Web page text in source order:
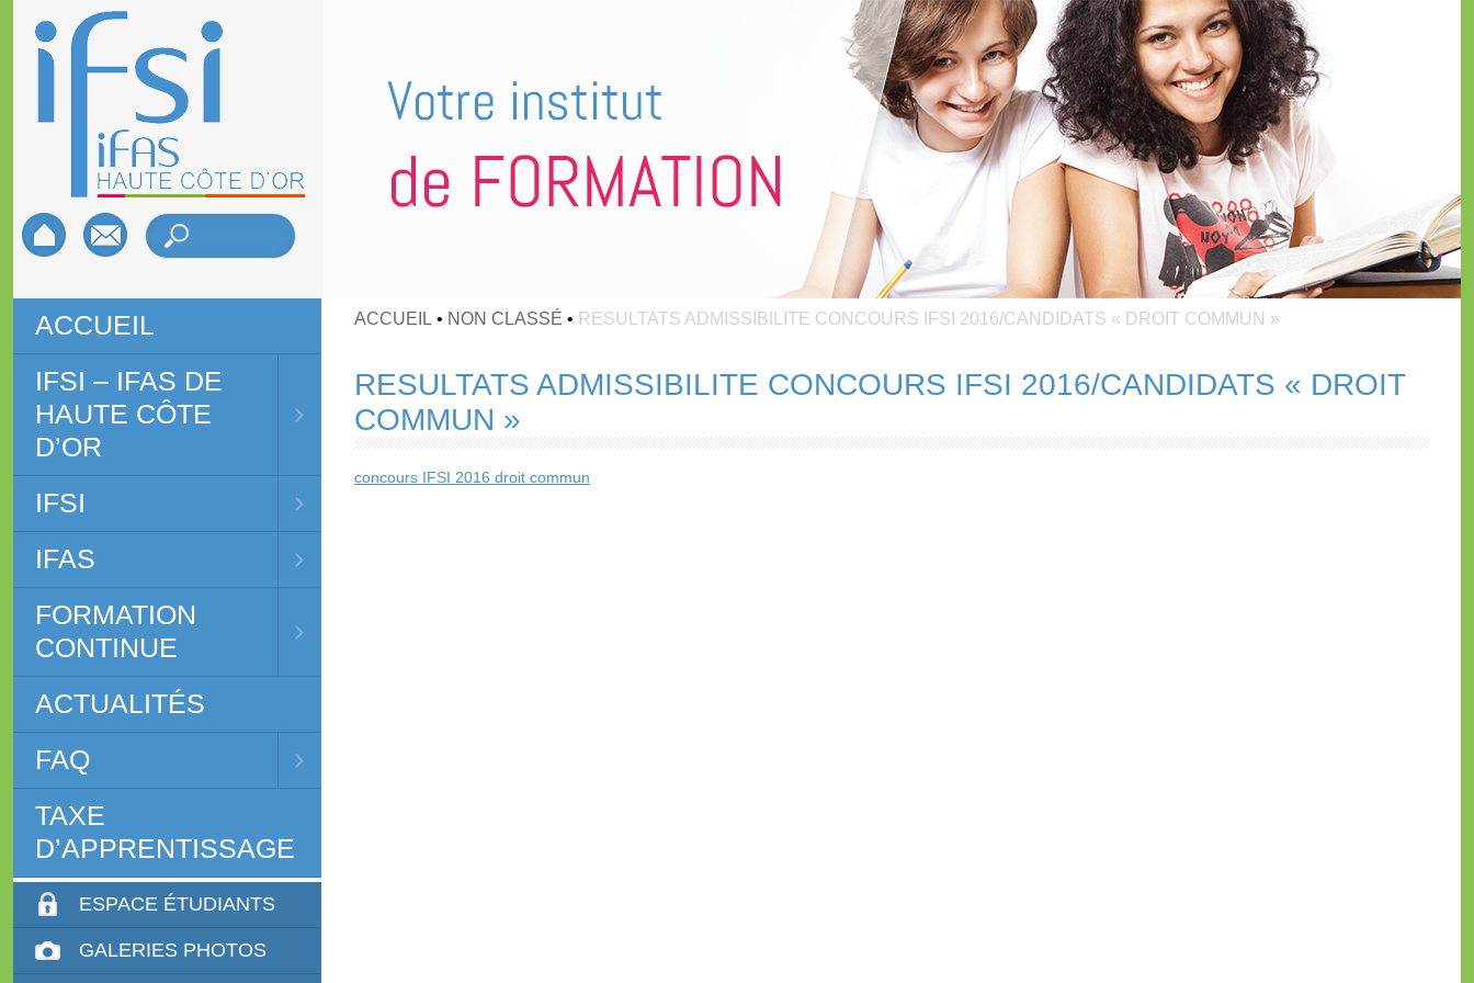
ACCUEIL
IFSI – IFAS DE
HAUTE CÔTE
D’OR
IFSI
IFAS
FORMATION
CONTINUE
ACTUALITÉS
FAQ
TAXE
D’APPRENTISSAGE
ESPACE ÉTUDIANTS
GALERIES PHOTOS
ACCUEIL • NON CLASSÉ • RESULTATS ADMISSIBILITE CONCOURS IFSI 2016/CANDIDATS « DROIT COMMUN »
RESULTATS ADMISSIBILITE CONCOURS IFSI 2016/CANDIDATS « DROIT
COMMUN »
concours IFSI 2016 droit commun